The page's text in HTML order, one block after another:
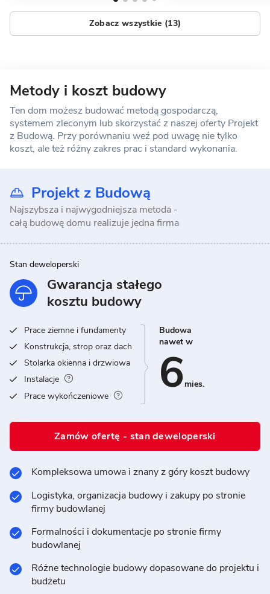
Zobacz wszystkie (13)
Metody i koszt budowy
Ten dom możesz budować metodą gospodarczą,
systemem zleconym lub skorzystać z naszej oferty Projekt
z Budową. Przy porównaniu weź pod uwagę nie tylko
koszt, ale też różny zakres prac i standard wykonania.
Projekt z Budową
Najszybsza i najwygodniejsza metoda -
całą budowę domu realizuje jedna firma
Stan deweloperski
Gwarancja stałego
kosztu budowy
Prace ziemne i fundamenty
Konstrukcja, strop oraz dach
Stolarka okienna i drzwiowa
Instalacje
Prace wykończeniowe
Budowa
nawet w
6 mies.
Zamów ofertę - stan deweloperski
Kompleksowa umowa i znany z góry koszt budowy
Logistyka, organizacja budowy i zakupy po stronie
firmy budowlanej
Formalności i dokumentacje po stronie firmy
budowlanej
Różne technologie budowy dopasowane do projektu i
budżetu